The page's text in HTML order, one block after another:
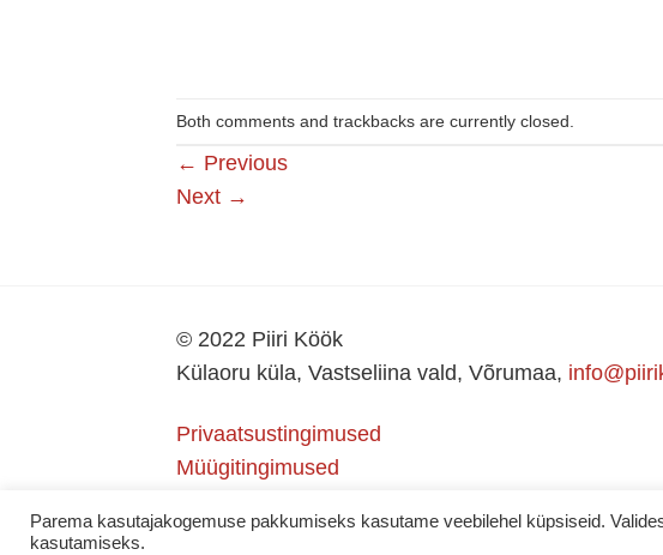
Both comments and trackbacks are currently closed.
← Previous
Next →
© 2022 Piiri Köök
Külaoru küla, Vastseliina vald, Võrumaa,
Privaatsustingimused
Müügitingimused
Parema kasutajakogemuse pakkumiseks kasutame veebilehel küpsiseid.
kasutamiseks.